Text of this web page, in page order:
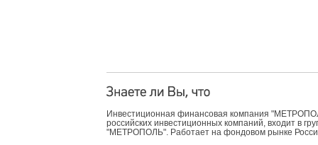
Инвестиционная финансовая компания
российских инвестиционных компаний, входит в
"МЕТРОПОЛЬ". Работает на фондовом рынке